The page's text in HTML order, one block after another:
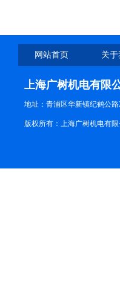
网站首页 关
上海广树机电有限
地址：青浦区华新镇纪鹤公路
版权所有：上海广树机电有